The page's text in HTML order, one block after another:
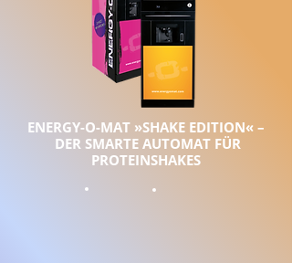
ENERGY-O-MAT »SHAKE EDITION« –
DER SMARTE AUTOMAT FÜR
PROTEINSHAKES